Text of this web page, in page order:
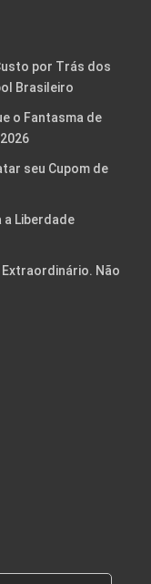
por Trás dos
Brasileiro
o Fantasma de
seu Cupom de
a Liberdade
Extraordinário. Não